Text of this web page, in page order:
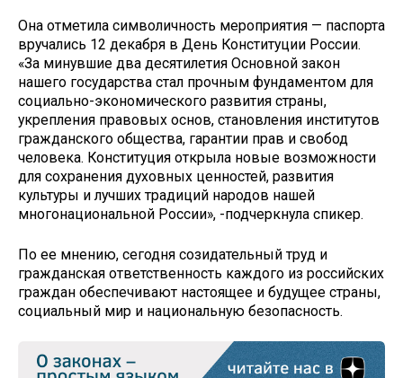
Она отметила символичность мероприятия — паспорта
вручались 12 декабря в День Конституции России.
«За минувшие два десятилетия Основной закон
нашего государства стал прочным фундаментом для
социально-экономического развития страны,
укрепления правовых основ, становления институтов
гражданского общества, гарантии прав и свобод
человека. Конституция открыла новые возможности
для сохранения духовных ценностей, развития
культуры и лучших традиций народов нашей
многонациональной России», -подчеркнула спикер.
По ее мнению, сегодня созидательный труд и
гражданская ответственность каждого из российских
граждан обеспечивают настоящее и будущее страны,
социальный мир и национальную безопасность.